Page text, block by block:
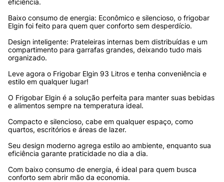
eficiência.
Baixo consumo de energia: Econômico e silencioso, o frigobar
Elgin foi feito para quem quer conforto sem desperdício.
Design inteligente: Prateleiras internas bem distribuídas e um
compartimento para garrafas grandes, deixando tudo mais
organizado.
Leve agora o Frigobar Elgin 93 Litros e tenha conveniência e
estilo em qualquer lugar!
O Frigobar Elgin é a solução perfeita para manter suas bebidas
e alimentos sempre na temperatura ideal.
Compacto e silencioso, cabe em qualquer espaço, como
quartos, escritórios e áreas de lazer.
Seu design moderno agrega estilo ao ambiente, enquanto sua
eficiência garante praticidade no dia a dia.
Com baixo consumo de energia, é ideal para quem busca
conforto sem abrir mão da economia.